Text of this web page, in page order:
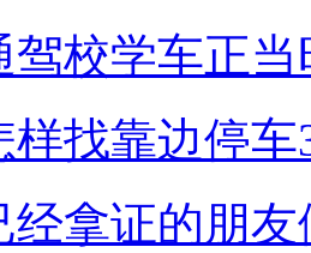
驾校学车正
样找靠边停车
经拿证的朋